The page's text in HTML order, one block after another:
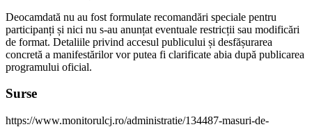
Deocamdată nu au fost formulate recomandări speciale pentru
participanți și nici nu s-au anunțat eventuale restricții sau modificări
de format. Detaliile privind accesul publicului și desfășurarea
concretă a manifestărilor vor putea fi clarificate abia după publicarea
programului oficial.
Surse
https://www.monitorulcj.ro/administratie/134487-masuri-de-